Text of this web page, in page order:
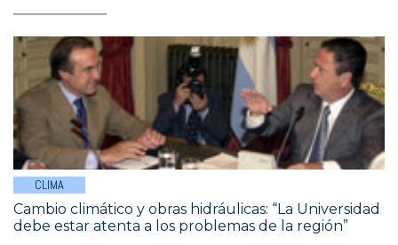
CLIMA
Cambio climático y obras hidráulicas: “La Universidad
debe estar atenta a los problemas de la región”